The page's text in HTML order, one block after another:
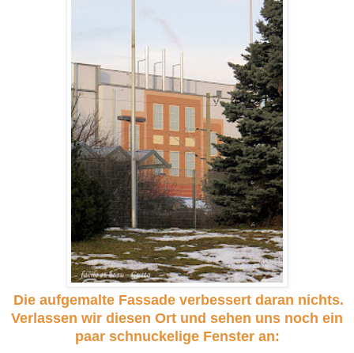
Die aufgemalte Fassade verbessert daran nichts.
Verlassen wir diesen Ort und sehen uns noch ein
paar schnuckelige Fenster an: